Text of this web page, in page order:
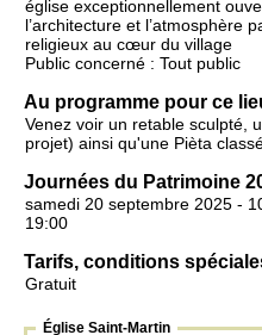
église exceptionnellement
l’architecture et l’atmosphère
religieux au cœur du village
Public concerné : Tout public
Au programme pour ce
Venez voir un retable sculpté,
projet) ainsi qu'une Pièta
Journées du Patrimoine
samedi 20 septembre 2025 -
19:00
Tarifs, conditions
Gratuit
Église Saint-Martin